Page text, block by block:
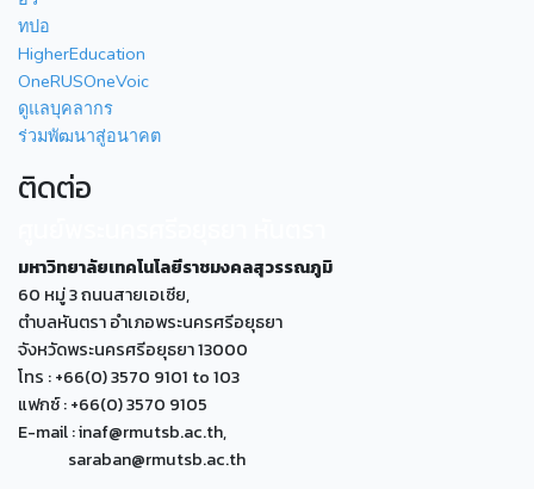
ทปอ
HigherEducation
OneRUSOneVoic
ดูแลบุคลากร
ร่วมพัฒนาสู่อนาคต
ติดต่อ
มหาวิทยาลัยเทคโนโลยีราชมงคลสุวรรณภูมิ
60 หมู่ 3 ถนนสายเอเซีย,
ตำบลหันตรา อำเภอพระนครศรีอยุธยา
จังหวัดพระนครศรีอยุธยา 13000
โทร : +66(0) 3570 9101 to 103
แฟกซ์ : +66(0) 3570 9105
E-mail : inaf@rmutsb.ac.th,
saraban@rmutsb.ac.th